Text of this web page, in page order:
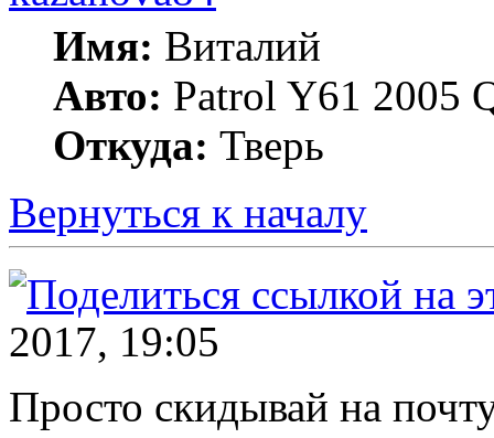
Имя: Виталий
Авто: Patrol Y61
Откуда: Тверь
Вернуться к началу
2017, 19:05
Просто скидывай на